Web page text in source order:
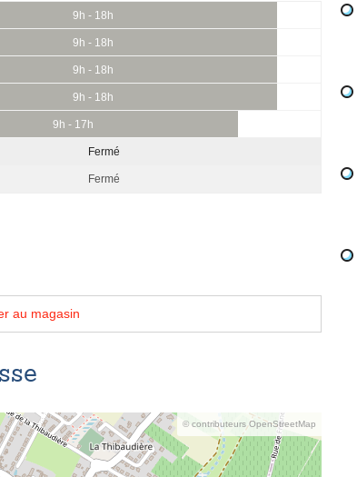
9h - 18h
9h - 18h
9h - 18h
9h - 18h
9h - 17h
Fermé
Fermé
au magasin
© contributeurs OpenStreetMap